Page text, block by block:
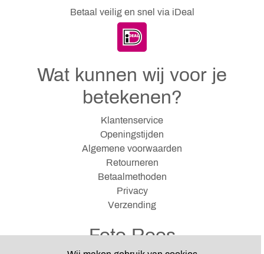
Betaal veilig en snel via iDeal
Wat kunnen wij voor je
betekenen?
Klantenservice
Openingstijden
Algemene voorwaarden
Retourneren
Betaalmethoden
Privacy
Verzending
Foto Roos